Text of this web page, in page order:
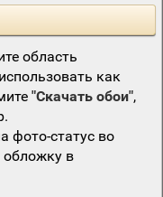
область
как
"Скачать обои",
фото-статус во
обложку в